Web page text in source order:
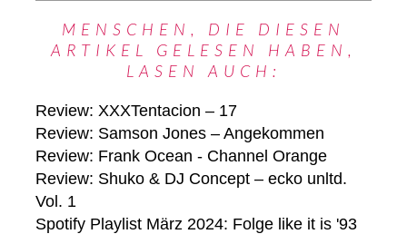
MENSCHEN, DIE DIESEN
ARTIKEL GELESEN HABEN,
LASEN AUCH:
Review: XXXTentacion – 17
Review: Samson Jones – Angekommen
Review: Frank Ocean - Channel Orange
Review: Shuko & DJ Concept – ecko unltd.
Vol. 1
Spotify Playlist März 2024: Folge like it is '93